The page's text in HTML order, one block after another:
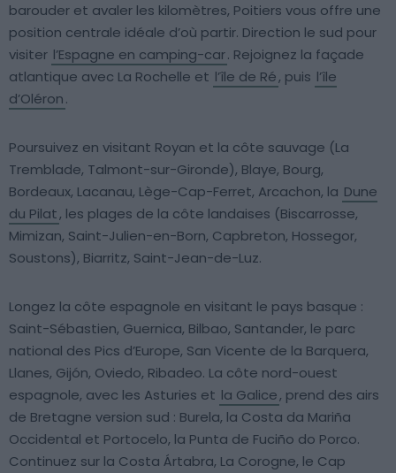
barouder et avaler les kilomètres, Poitiers vous offre une
position centrale idéale d’où partir. Direction le sud pour
visiter l’Espagne en camping-car. Rejoignez la façade
atlantique avec La Rochelle et l’île de Ré, puis l’île
d’Oléron.
Poursuivez en visitant Royan et la côte sauvage (La
Tremblade, Talmont-sur-Gironde), Blaye, Bourg,
Bordeaux, Lacanau, Lège-Cap-Ferret, Arcachon, la Dune
du Pilat, les plages de la côte landaises (Biscarrosse,
Mimizan, Saint-Julien-en-Born, Capbreton, Hossegor,
Soustons), Biarritz, Saint-Jean-de-Luz.
Longez la côte espagnole en visitant le pays basque :
Saint-Sébastien, Guernica, Bilbao, Santander, le parc
national des Pics d’Europe, San Vicente de la Barquera,
Llanes, Gijón, Oviedo, Ribadeo. La côte nord-ouest
espagnole, avec les Asturies et la Galice, prend des airs
de Bretagne version sud : Burela, la Costa da Mariña
Occidental et Portocelo, la Punta de Fuciño do Porco.
Continuez sur la Costa Ártabra, La Corogne, le Cap